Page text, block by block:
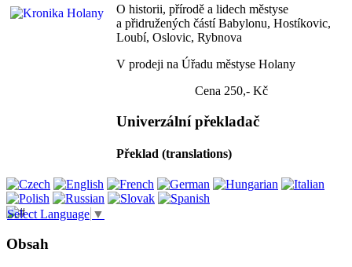
O historii, přírodě a lidech městyse
a přidružených částí Babylonu, Hostíkovic,
Loubí, Oslovic, Rybnova
V prodeji na Úřadu městyse Holany
Cena 250,- Kč
Univerzální překladač
Překlad (translations)
Select Language ▼
Obsah